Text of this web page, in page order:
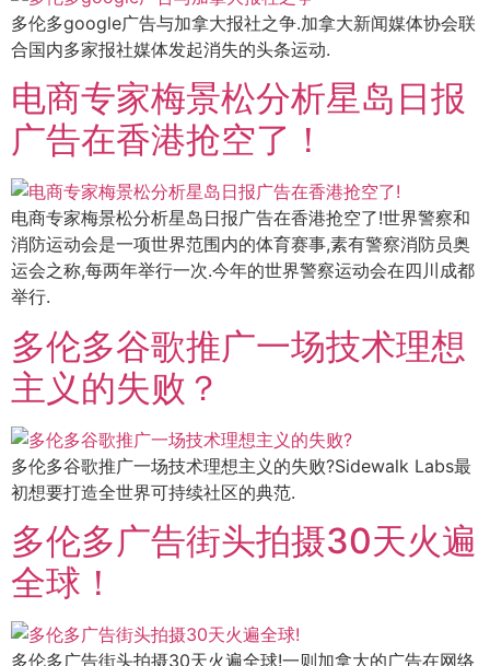
多伦多google广告与加拿大报社之争.加拿大新闻媒体协会联
合国内多家报社媒体发起消失的头条运动.
电商专家梅景松分析星岛日报
广告在香港抢空了！
电商专家梅景松分析星岛日报广告在香港抢空了!世界警察和
消防运动会是一项世界范围内的体育赛事,素有警察消防员奥
运会之称,每两年举行一次.今年的世界警察运动会在四川成都
举行.
多伦多谷歌推广一场技术理想
主义的失败？
多伦多谷歌推广一场技术理想主义的失败?Sidewalk Labs最
初想要打造全世界可持续社区的典范.
多伦多广告街头拍摄30天火遍
全球！
多伦多广告街头拍摄30天火遍全球!一则加拿大的广告在网络